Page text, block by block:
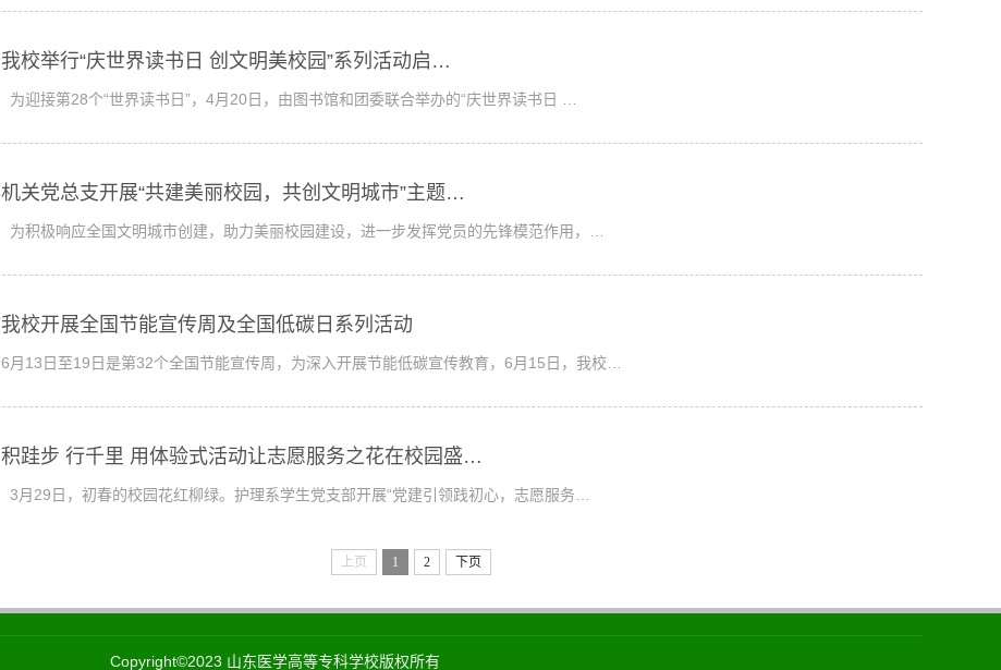
我校举行“庆世界读书日 创文明美校园”系列活动启…
为迎接第28个“世界读书日”，4月20日，由图书馆和团委联合举办的“庆世界读书日 …
机关党总支开展“共建美丽校园，共创文明城市”主题…
为积极响应全国文明城市创建，助力美丽校园建设，进一步发挥党员的先锋模范作用，…
我校开展全国节能宣传周及全国低碳日系列活动
6月13日至19日是第32个全国节能宣传周，为深入开展节能低碳宣传教育，6月15日，我校…
积跬步 行千里 用体验式活动让志愿服务之花在校园盛…
3月29日，初春的校园花红柳绿。护理系学生党支部开展“党建引领践初心，志愿服务…
上页 1 2 下页
Copyright©2023 山东医学高等专科学校版权所有